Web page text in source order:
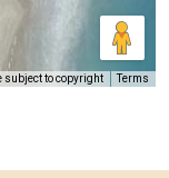
subject to copyright Terms